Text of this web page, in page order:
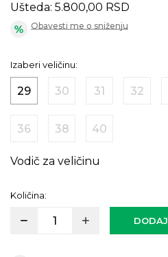
Ušteda: 5.800,00 RSD
Obavesti me o sniženju
Izaberi veličinu:
29 30 31 32
36 38 40
Vodič za veličinu
Količina: